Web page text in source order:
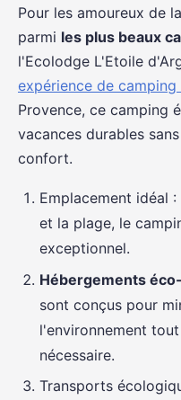
Pour les amoureux de
parmi les plus beaux
l'Ecolodge L'Etoile
expérience de camping
Provence, ce camping
vacances durables
confort.
Emplacement idéal
et la plage, le
exceptionnel.
Hébergements
sont conçus pour
l'environnement
nécessaire.
Transports